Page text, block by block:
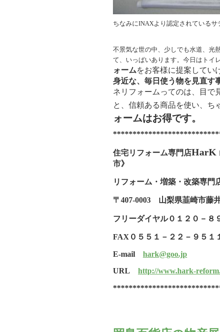
ちなみにINAXより認定されている
不景気な世の中、少しでも水道、光
て、いっぱいあります。今日はトイ
ォームをお客様に提案してい
身近な、毎日使う物を見直す
ネリフォームってのは、目で
と、信頼ある商品を使い、ち
ォームはお得です。
住宅リフォーム専門店HarK
市》
リフォーム・増築・改築専門
〒407-0003 山梨県韮崎市藤
フリーダイヤル０１２０－８
FAX０５５１－２２－９５１
E-mail hark@goo.jp
URL http://www.hark-